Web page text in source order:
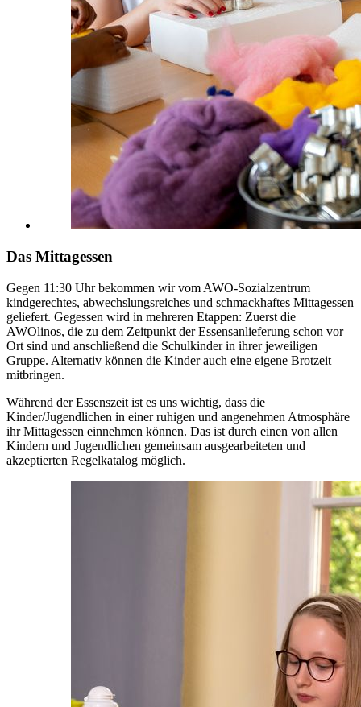
Das Mittagessen
Gegen 11:30 Uhr bekommen wir vom AWO-Sozialzentrum
kindgerechtes, abwechslungsreiches und schmackhaftes Mittagessen
geliefert. Gegessen wird in mehreren Etappen: Zuerst die
AWOlinos, die zu dem Zeitpunkt der Essensanlieferung schon vor
Ort sind und anschließend die Schulkinder in ihrer jeweiligen
Gruppe. Alternativ können die Kinder auch eine eigene Brotzeit
mitbringen.
Während der Essenszeit ist es uns wichtig, dass die
Kinder/Jugendlichen in einer ruhigen und angenehmen Atmosphäre
ihr Mittagessen einnehmen können. Das ist durch einen von allen
Kindern und Jugendlichen gemeinsam ausgearbeiteten und
akzeptierten Regelkatalog möglich.